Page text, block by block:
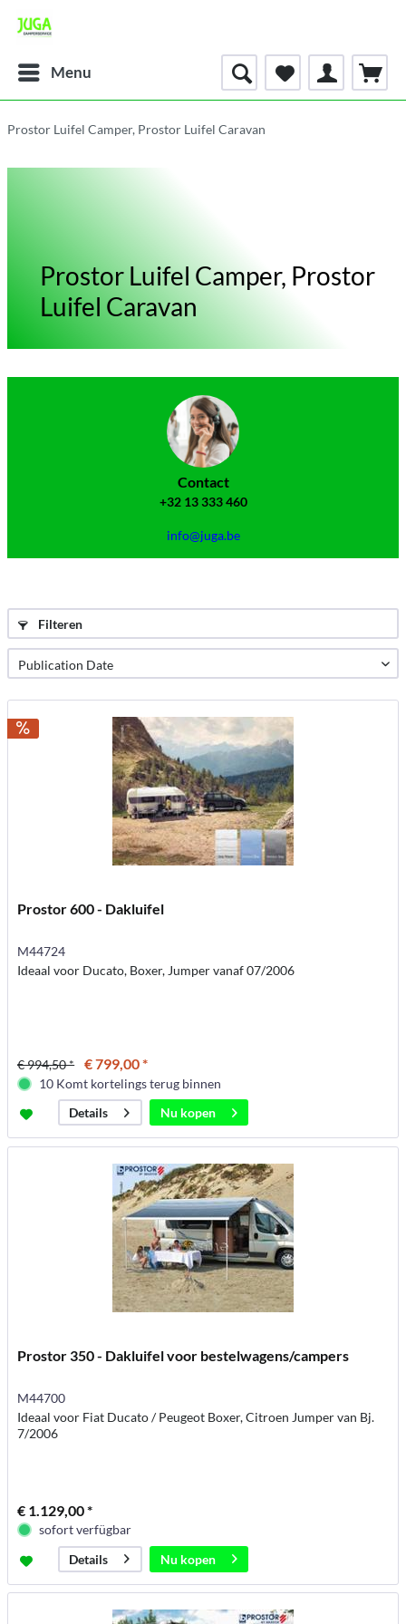
Menu
Prostor Luifel Camper, Prostor Luifel Caravan
Prostor Luifel Camper, Prostor
Luifel Caravan
Contact
+32 13 333 460
info@juga.be
Filteren
Prostor 600 - Dakluifel
M44724
Ideaal voor Ducato, Boxer, Jumper vanaf 07/2006
€ 994,50 * € 799,00 *
10 Komt kortelings terug binnen
Details
Nu kopen
Prostor 350 - Dakluifel voor bestelwagens/campers
M44700
Ideaal voor Fiat Ducato / Peugeot Boxer, Citroen Jumper van Bj.
7/2006
€ 1.129,00 *
sofort verfügbar
Details
Nu kopen